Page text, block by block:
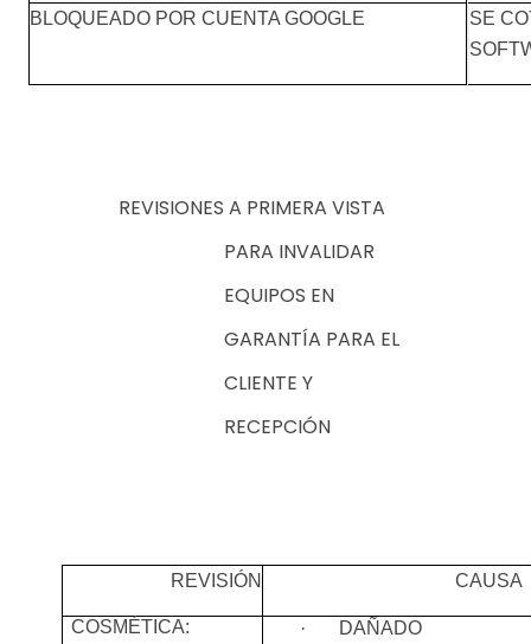
BLOQUEADO POR CUENTA GOOGLE
SE
REVISIONES A PRIMERA VISTA
PARA INVALIDAR
EQUIPOS EN
GARANTÍA PARA EL
CLIENTE Y
RECEPCIÓN
REVISIÓN CAUSA
COSMÉTICA: · DAÑADO